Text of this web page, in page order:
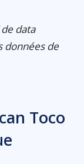
data
données de
Toco